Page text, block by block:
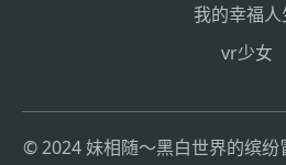
我的幸福人
vr少女
© 2024 妹相随～黑白世界的缤纷